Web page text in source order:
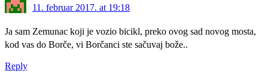
11. februar 2017. at 19:18
Ja sam Zemunac koji je vozio bicikl, preko ovog sad novog mosta,
kod vas do Borče, vi Borčanci ste sačuvaj bože..
Reply